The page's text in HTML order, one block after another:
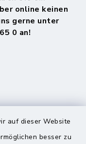
auf dieser Website
besser zu
online keinen
gerne unter
0 an!